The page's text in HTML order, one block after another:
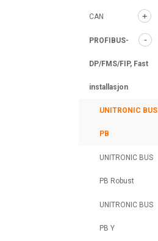
CAN
PROFIBUS-
DP/FMS/FIP, Fast
installasjon
UNITRONIC BUS
PB
UNITRONIC BUS
PB Robust
UNITRONIC BUS
PB Y